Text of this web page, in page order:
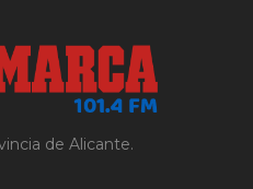
de Alicante.